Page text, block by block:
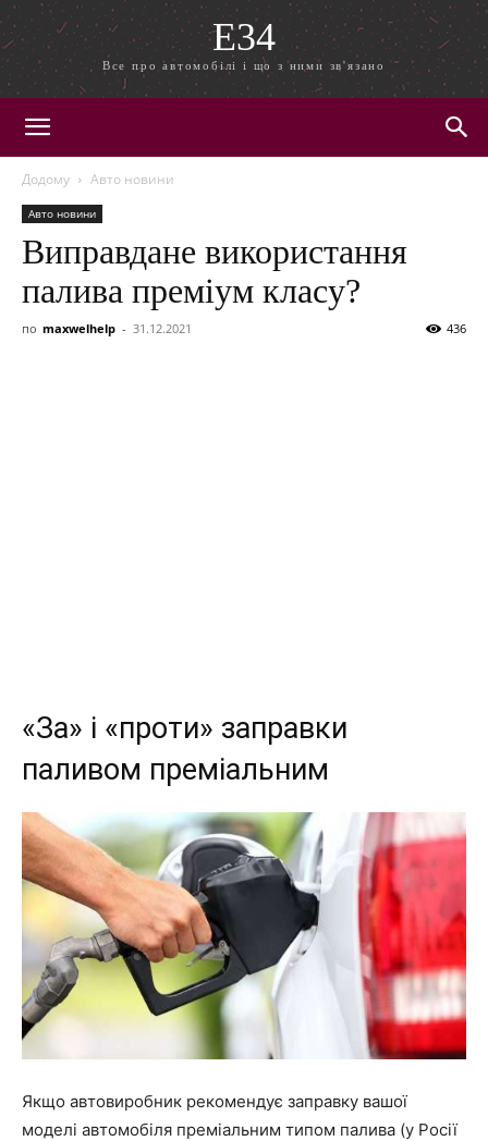
E34
Все про автомобілі і що з ними зв'язано
Додому Авто новини
Авто новини
Виправдане використання
палива преміум класу?
по maxwelhelp - 31.12.2021 436
«За» і «проти» заправки
паливом преміальним
Якщо автовиробник рекомендує заправку вашої
моделі автомобіля преміальним типом палива (у Росії